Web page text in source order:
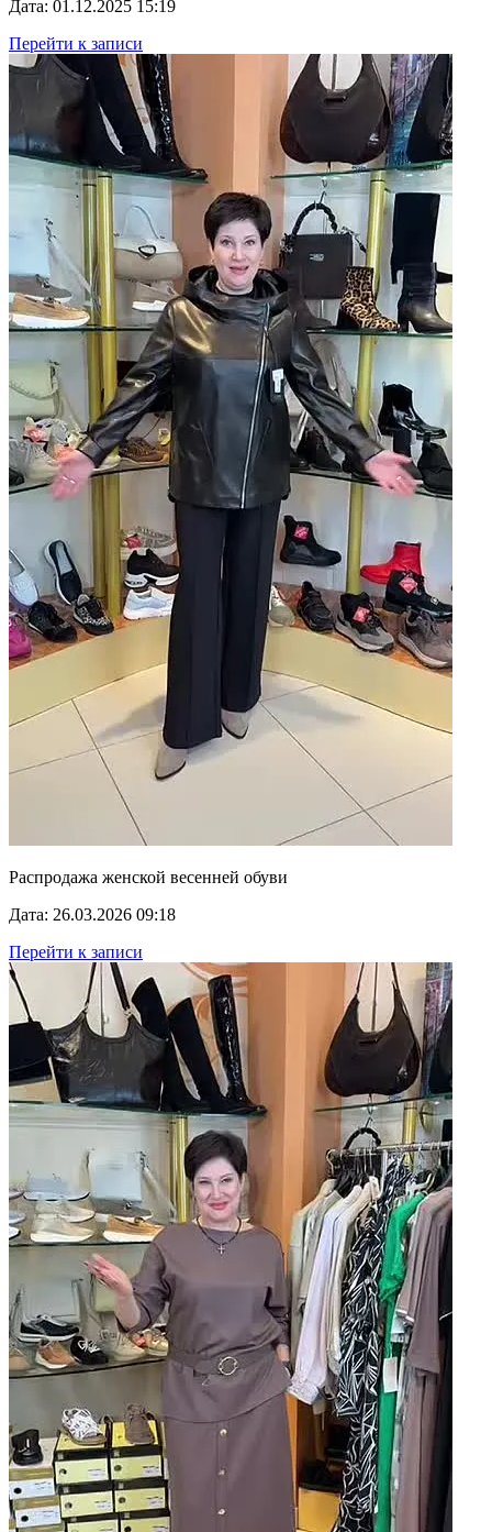
Дата: 01.12.2025 15:19
Перейти к записи
Распродажа женской весенней обуви
Дата: 26.03.2026 09:18
Перейти к записи